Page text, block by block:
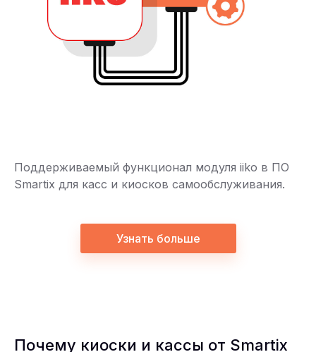
Поддерживаемый функционал модуля iiko в ПО
Smartix для касс и киосков самообслуживания.
Узнать больше
Почему киоски и кассы от Smartix